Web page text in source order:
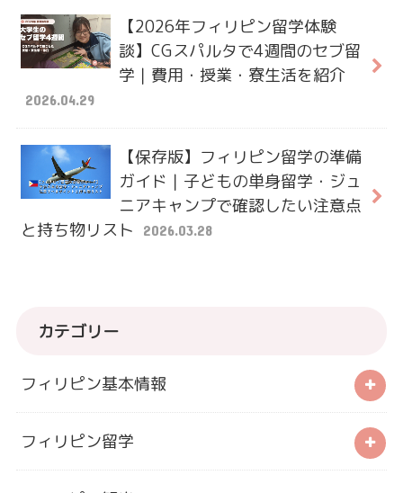
【2026年フィリピン留学体験
談】CGスパルタで4週間のセブ留
学｜費用・授業・寮生活を紹介
2026.04.29
【保存版】フィリピン留学の準備
ガイド｜子どもの単身留学・ジュ
ニアキャンプで確認したい注意点
と持ち物リスト
2026.03.28
カテゴリー
フィリピン基本情報
フィリピン留学